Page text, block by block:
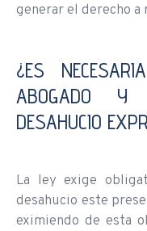
generar el derecho a
¿ES
ABOGADO Y
DESAHUCIO
La ley exige
desahucio este
eximiendo de esta